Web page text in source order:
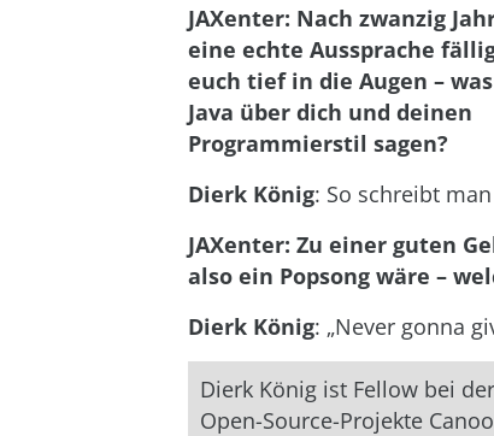
JAXenter: Nach zwanzig
eine echte Aussprache
euch tief in die Augen –
Java über dich und deinen
Programmierstil sagen?
Dierk König: So schreibt
JAXenter: Zu einer guten
also ein Popsong wäre –
Dierk König: „Never gonna
Dierk König ist Fellow bei
Open-Source-Projekte